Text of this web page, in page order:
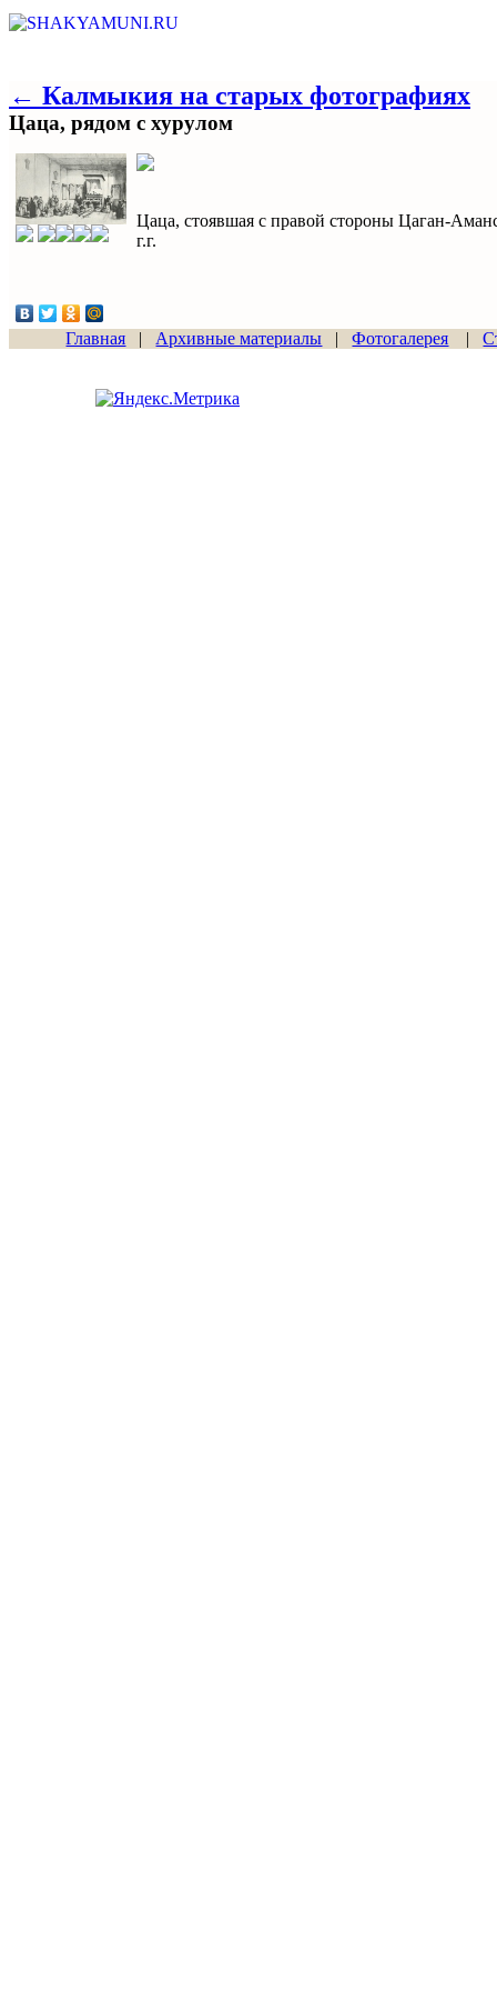
← Калмыкия на старых фотографиях
Цаца, рядом с хурулом
Цаца, стоявшая с правой стороны Цаган-
г.г.
Главная | Архивные материалы |Фотогалерея |